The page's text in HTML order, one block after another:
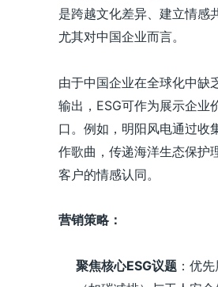
是跨越文化差异、建立情感
尤其对中国企业而言。
由于中国企业在全球化中缺
输出，ESG可作为展示企业
口。例如，明阳风电通过收
作歌曲，传递海洋生态保护
客户的情感认同。
营销策略：
聚焦核心ESG议题 ：优